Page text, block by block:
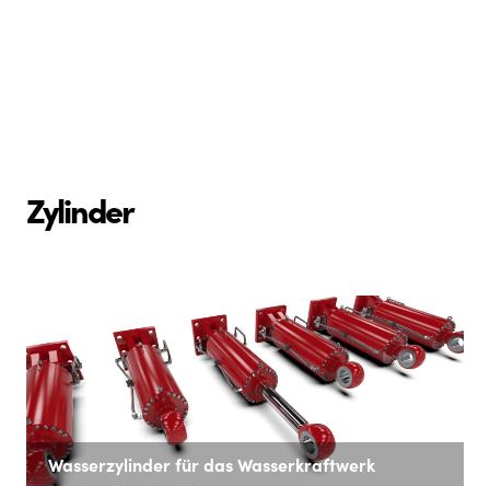
Zylinder
Wasserzylinder für das Wasserkraftwerk